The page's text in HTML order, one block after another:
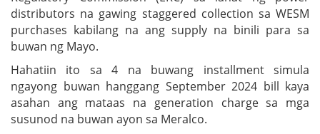
distributors na gawing staggered collection sa WESM
purchases kabilang na ang supply na binili para sa
buwan ng Mayo.
Hahatiin ito sa 4 na buwang installment simula
ngayong buwan hanggang September 2024 bill kaya
asahan ang mataas na generation charge sa mga
susunod na buwan ayon sa Meralco.